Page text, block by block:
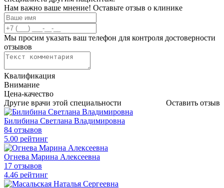
Нам важно ваше мнение! Оставьте отзыв о клинике
Мы просим указать ваш телефон для контроля достоверности
отзывов
Квалификация
Внимание
Цена-качество
Оставить отзыв
Другие врачи этой специальности
Билибина Светлана Владимировна
84 отзывов
5.00 рейтинг
Огнева Марина Алексеевна
17 отзывов
4.46 рейтинг